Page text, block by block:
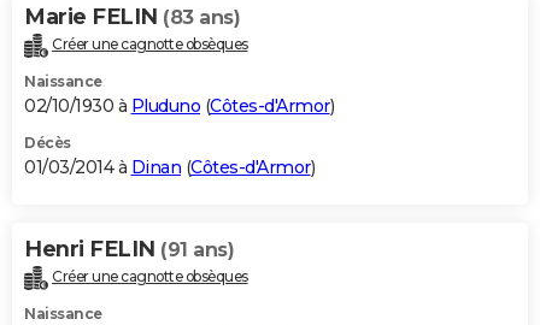
Marie FELIN (83 ans)
Créer une cagnotte obsèques
Naissance
02/10/1930 à Pluduno (Côtes-d'Armor)
Décès
01/03/2014 à Dinan (Côtes-d'Armor)
Henri FELIN (91 ans)
Créer une cagnotte obsèques
Naissance